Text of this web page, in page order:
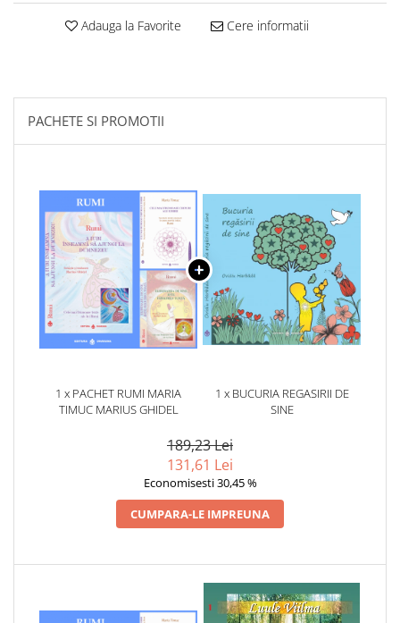
Adauga la Favorite Cere informatii
PACHETE SI PROMOTII
1 x PACHET RUMI MARIA
TIMUC MARIUS GHIDEL
1 x BUCURIA REGASIRII DE
SINE
189,23 Lei
131,61 Lei
Economisesti 30,45 %
CUMPARA-LE IMPREUNA